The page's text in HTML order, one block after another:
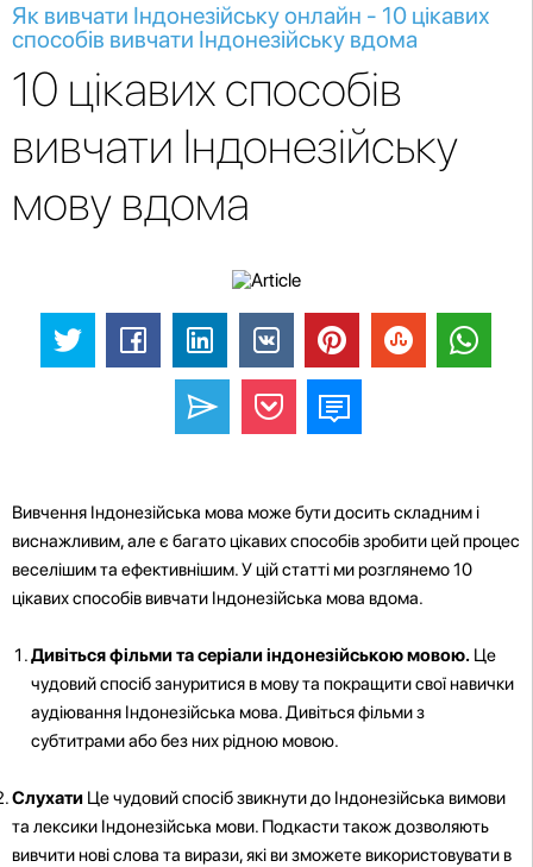
Як вивчати Індонезійську онлайн - 10 цікавих
способів вивчати Індонезійську вдома
10 цікавих способів
вивчати Індонезійську
мову вдома
Вивчення Індонезійська мова може бути досить складним і
виснажливим, але є багато цікавих способів зробити цей процес
веселішим та ефективнішим. У цій статті ми розглянемо 10
цікавих способів вивчати Індонезійська мова вдома.
Дивіться фільми та серіали індонезійською мовою. Це
чудовий спосіб зануритися в мову та покращити свої навички
аудіювання Індонезійська мова. Дивіться фільми з
субтитрами або без них рідною мовою.
Слухати Це чудовий спосіб звикнути до Індонезійська вимови
та лексики Індонезійська мови. Подкасти також дозволяють
вивчити нові слова та вирази, які ви зможете використовувати в